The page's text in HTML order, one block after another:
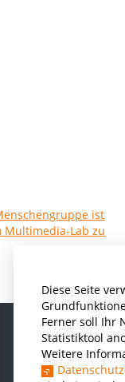
Diese Seite
Ferner soll Ihr
Statistiktool
WeitereInformatik